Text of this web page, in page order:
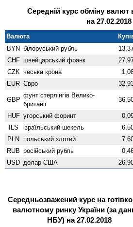
Середній курс обміну валют
на 27.02.2018
Валюта
BYN білоруський рубль
CHF швейцарський франк
CZK чеська крона
EUR Євро
GBP
фунт стерлінгів Велико­
британії
HUF угорський форинт
ILS ізраїльський шекель
PLN польський злотий
RUB російський рубль
USD долар США
Середньозважений курс на
валютному ринку України (за
НБУ) на 27.02.2018